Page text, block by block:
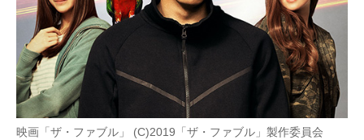
企業ITのトレンドを詳説
経営リーダーのコミュニティ
マーケ×ITの今がよく分かる
ITエンジニア向け専門サイト
映画「ザ・ファブル」 (C)2019「ザ・ファブル」製作委員会